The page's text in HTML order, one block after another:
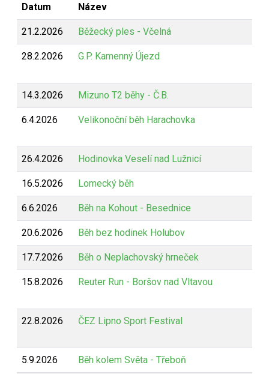
Datum Název
21.2.2026 Běžecký ples - Včelná
28.2.2026 G.P. Kamenný Újezd
14.3.2026 Mizuno T2 běhy - Č.B.
6.4.2026 Velikonoční běh Harachovka
26.4.2026 Hodinovka Veselí nad Lužnicí
16.5.2026 Lomecký běh
6.6.2026 Běh na Kohout - Besednice
20.6.2026 Běh bez hodinek Holubov
17.7.2026 Běh o Neplachovský hrneček
15.8.2026 Reuter Run - Boršov nad Vltavou
22.8.2026 ČEZ Lipno Sport Festival
5.9.2026 Běh kolem Světa - Třeboň